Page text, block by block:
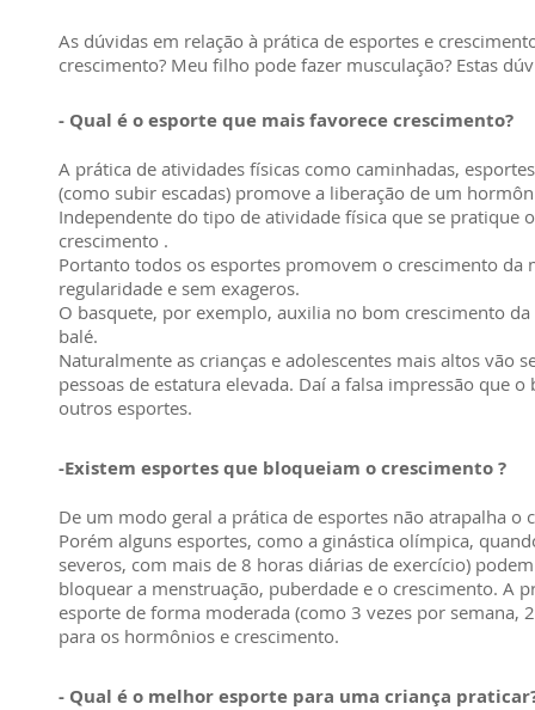
As dúvidas em relação à prática de esportes e
crescimento? Meu filho pode fazer musculação? Estas
- Qual é o esporte que mais favorece crescimento?
A prática de atividades físicas como caminhadas,
(como subir escadas) promove a liberação de um
Independente do tipo de atividade física que se pratique
crescimento .
Portanto todos os esportes promovem o crescimento da
regularidade e sem exageros.
O basquete, por exemplo, auxilia no bom crescimento
balé.
Naturalmente as crianças e adolescentes mais altos vão
pessoas de estatura elevada. Daí a falsa impressão que
outros esportes.
-Existem esportes que bloqueiam o crescimento ?
De um modo geral a prática de esportes não atrapalha o
Porém alguns esportes, como a ginástica olímpica,
severos, com mais de 8 horas diárias de exercício)
bloquear a menstruação, puberdade e o crescimento. A
esporte de forma moderada (como 3 vezes por semana,
para os hormônios e crescimento.
- Qual é o melhor esporte para uma criança